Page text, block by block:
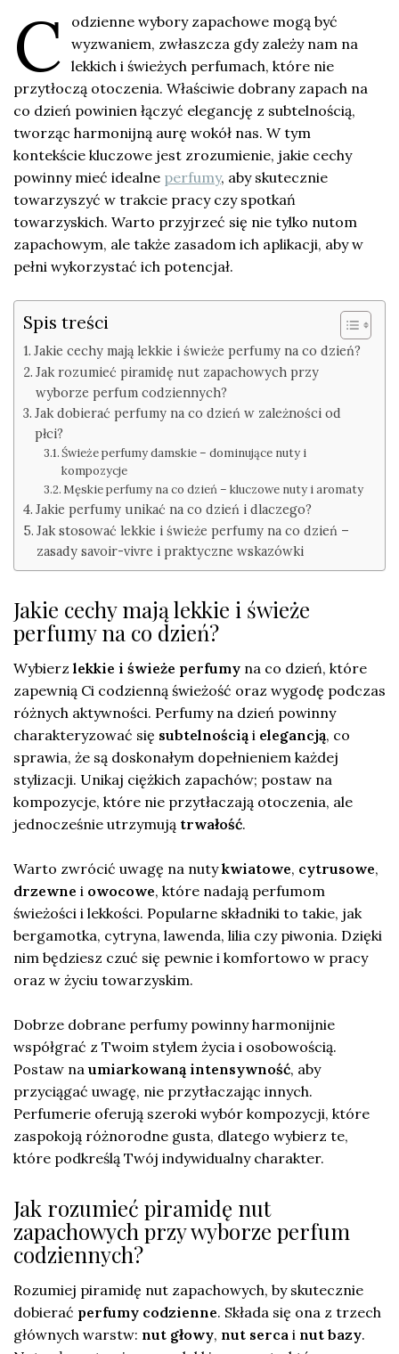
C
odzienne wybory zapachowe mogą być
wyzwaniem, zwłaszcza gdy zależy nam na
lekkich i świeżych perfumach, które nie
przytłoczą otoczenia. Właściwie dobrany zapach na
co dzień powinien łączyć elegancję z subtelnością,
tworząc harmonijną aurę wokół nas. W tym
kontekście kluczowe jest zrozumienie, jakie cechy
powinny mieć idealne perfumy, aby skutecznie
towarzyszyć w trakcie pracy czy spotkań
towarzyskich. Warto przyjrzeć się nie tylko nutom
zapachowym, ale także zasadom ich aplikacji, aby w
pełni wykorzystać ich potencjał.
Spis treści
Jakie cechy mają lekkie i świeże perfumy na co dzień?
Jak rozumieć piramidę nut zapachowych przy
wyborze perfum codziennych?
Jak dobierać perfumy na co dzień w zależności od
płci?
Świeże perfumy damskie – dominujące nuty i
kompozycje
Męskie perfumy na co dzień – kluczowe nuty i aromaty
Jakie perfumy unikać na co dzień i dlaczego?
Jak stosować lekkie i świeże perfumy na co dzień –
zasady savoir-vivre i praktyczne wskazówki
Jakie cechy mają lekkie i świeże
perfumy na co dzień?
Wybierz lekkie i świeże perfumy na co dzień, które
zapewnią Ci codzienną świeżość oraz wygodę podczas
różnych aktywności. Perfumy na dzień powinny
charakteryzować się subtelnością i elegancją, co
sprawia, że są doskonałym dopełnieniem każdej
stylizacji. Unikaj ciężkich zapachów; postaw na
kompozycje, które nie przytłaczają otoczenia, ale
jednocześnie utrzymują trwałość.
Warto zwrócić uwagę na nutykwiatowe, cytrusowe,
drzewne i owocowe, które nadają perfumom
świeżości i lekkości. Popularne składniki to takie, jak
bergamotka, cytryna, lawenda, lilia czy piwonia. Dzięki
nim będziesz czuć się pewnie i komfortowo w pracy
oraz w życiu towarzyskim.
Dobrze dobrane perfumy powinny harmonijnie
współgrać z Twoim stylem życia i osobowością.
Postaw na umiarkowaną intensywność, aby
przyciągać uwagę, nie przytłaczając innych.
Perfumerie oferują szeroki wybór kompozycji, które
zaspokoją różnorodne gusta, dlatego wybierz te,
które podkreślą Twój indywidualny charakter.
Jak rozumieć piramidę nut
zapachowych przy wyborze perfum
codziennych?
Rozumiej piramidę nut zapachowych, by skutecznie
dobierać perfumy codzienne. Składa się ona z trzech
głównych warstw: nut głowy, nut serca i nut bazy.